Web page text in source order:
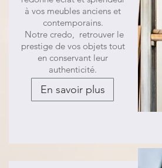
à vos meubles anciens et
contemporains.
Notre credo, retrouver le
prestige de vos objets tout
en conservant leur
authenticité.
En savoir plus